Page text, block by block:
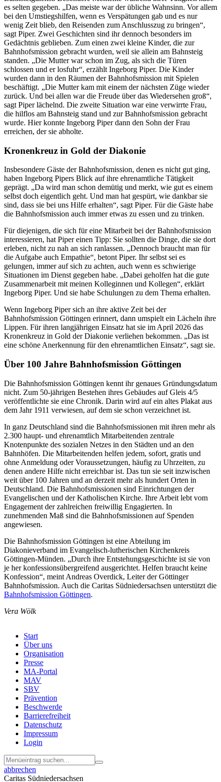
es selten gegeben. „Das meiste war der übliche Wahnsinn. Vor allem
bei den Umstiegshilfen, wenn es Verspätungen gab und es nur
wenig Zeit blieb, den Reisenden zum Anschlusszug zu bringen“,
sagt Piper. Zwei Geschichten sind ihr dennoch besonders im
Gedächtnis geblieben. Zum einen zwei kleine Kinder, die zur
Bahnhofsmission gebracht wurden, weil sie allein am Bahnsteig
standen. „Die Mutter war schon im Zug, als sich die Türen
schlossen und er losfuhr“, erzählt Ingeborg Piper. Die Kinder
wurden dann in den Räumen der Bahnhofsmission mit Spielen
beschäftigt. „Die Mutter kam mit einem der nächsten Züge wieder
zurück. Und bei allen war die Freude über das Wiedersehen groß“,
sagt Piper lächelnd. Die zweite Situation war eine verwirrte Frau,
die hilflos am Bahnsteig stand und zur Bahnhofsmission gebracht
wurde. Hier konnte Ingeborg Piper dann den Sohn der Frau
erreichen, der sie abholte.
Kronenkreuz in Gold der Diakonie
Insbesondere Gäste der Bahnhofsmission, denen es nicht gut ging,
haben Ingeborg Pipers Blick auf ihre ehrenamtliche Tätigkeit
geprägt. „Da wird man schon demütig und merkt, wie gut es einem
selbst doch eigentlich geht. Und man hat gespürt, wie dankbar sie
sind, dass sie bei uns Hilfe erhalten“, sagt Piper. Für die Gäste habe
die Bahnhofsmission auch immer etwas zu essen und zu trinken.
Für diejenigen, die sich für eine Mitarbeit bei der Bahnhofsmission
interessieren, hat Piper einen Tipp: Sie sollten die Dinge, die sie dort
erleben, nicht zu nah an sich ranlassen. „Dennoch braucht man für
die Aufgabe auch Empathie“, betont Piper. Ihr selbst sei es
gelungen, immer auf sich zu achten, auch wenn es schwierige
Situationen im Dienst gegeben habe. „Dabei geholfen hat die gute
Zusammenarbeit mit meinen Kolleginnen und Kollegen“, erklärt
Ingeborg Piper. Und sie habe Schulungen zu dem Thema erhalten.
Wenn Ingeborg Piper sich an ihre aktive Zeit bei der
Bahnhofsmission Göttingen erinnert, dann umspielt ein Lächeln ihre
Lippen. Für ihren langjährigen Einsatz hat sie im April 2026 das
Kronenkreuz in Gold der Diakonie verliehen bekommen. „Das ist
eine schöne Anerkennung für den ehrenamtlichen Einsatz“, sagt sie.
Über 100 Jahre Bahnhofsmission Göttingen
Die Bahnhofsmission Göttingen kennt ihr genaues Gründungsdatum
nicht. Zum 50-jährigen Bestehen ihres Gebäudes auf Gleis 4/5
veröffentlichte sie eine Chronik. Darin wird auf ein altes Plakat aus
dem Jahr 1911 verwiesen, auf dem sie schon verzeichnet ist.
In ganz Deutschland sind die Bahnhofsmissionen mit ihren mehr als
2.300 haupt- und ehrenamtlich Mitarbeitenden zentrale
Knotenpunkte des sozialen Netzes in den Städten und an den
Bahnhöfen. Die Mitarbeitenden helfen jedem, sofort, gratis und
ohne Anmeldung oder Voraussetzungen, häufig zu Uhrzeiten, zu
denen andere Hilfe nicht erreichbar ist. Das tun sie seit inzwischen
weit über 100 Jahren und an derzeit mehr als hundert Orten in
Deutschland. Die Bahnhofsmissionen sind Einrichtungen der
Evangelischen und der Katholischen Kirche. Ihre Arbeit lebt vom
Engagement der zahlreichen freiwillig Engagierten. In
zunehmenden Maß sind die Bahnhofsmissionen auf Spenden
angewiesen.
Die Bahnhofsmission Göttingen ist eine Abteilung im
Diakonieverband im Evangelisch-lutherischen Kirchenkreis
Göttingen-Münden. „Durch ihre Entstehungsgeschichte ist sie von
je her konfessionsübergreifend ausgerichtet. Helfen braucht keine
Konfession“, meint Andreas Overdick, Leiter der Göttinger
Bahnhofsmission. Auch die Caritas Südniedersachsen unterstützt die
Bahnhofsmission Göttingen.
Vera Wölk
Menu
Footer
Start
Über uns
Organisation
Presse
MA-Portal
MAV
SBV
Prävention
Beschwerde
Barrierefreiheit
Datenschutz
Impressum
Login
abbrechen
Caritas Südniedersachsen